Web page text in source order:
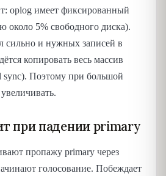
oplog имеет фиксированный
около 5% свободного диска).
сильно и нужных записей в
копировать весь массив
sync). Поэтому при большой
при падении primary
пропажу primary через
голосование. Побеждает